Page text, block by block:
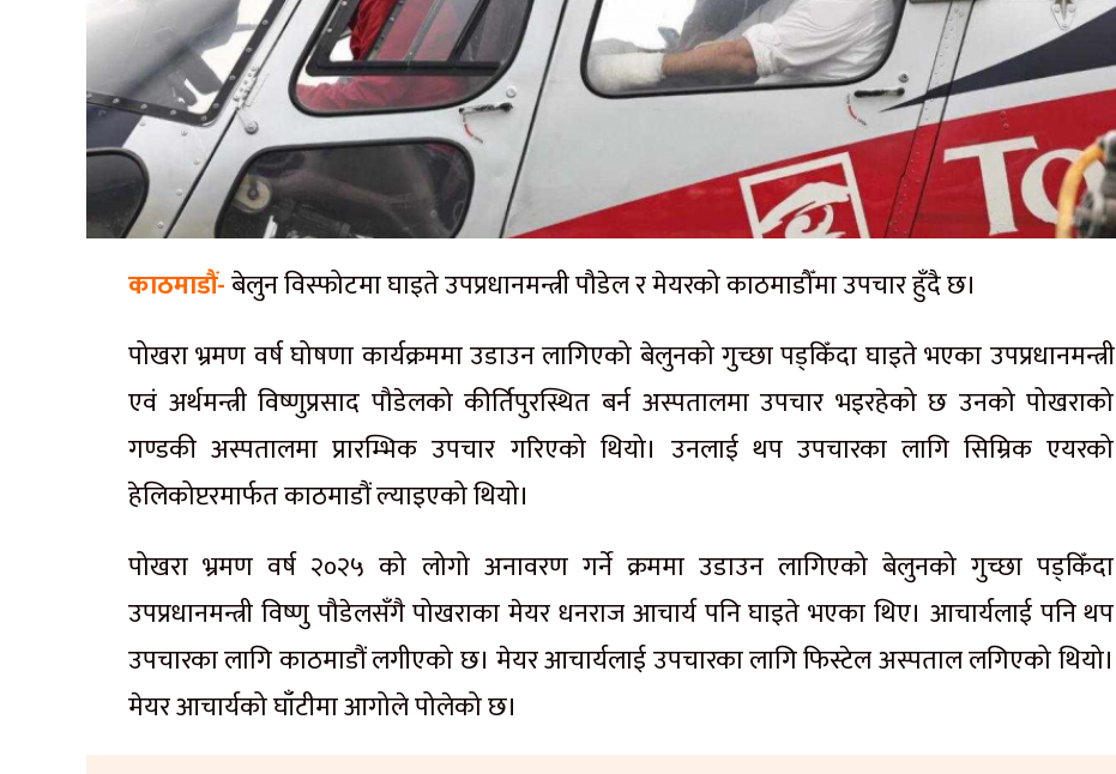
काठमाडौं-बेलुन विस्फोटमा घाइते उपप्रधानमन्त्री पौडेल र मेयरको काठमाडौँमा उपचार हुँदै छ।
पोखरा भ्रमण वर्ष घोषणा कार्यक्रममा उडाउन लागिएको बेलुनको गुच्छा पड्किँदा घाइते भएका उपप्रधानमन्त्री
एवं अर्थमन्त्री विष्णुप्रसाद पौडेलको कीर्तिपुरस्थित बर्न अस्पतालमा उपचार भइरहेको छ उनको पोखराको
गण्डकी अस्पतालमा प्रारम्भिक उपचार गरिएको थियो। उनलाई थप उपचारका लागि सिम्रिक एयरको
हेलिकोप्टरमार्फत काठमाडौं ल्याइएको थियो।
पोखरा भ्रमण वर्ष २०२५ को लोगो अनावरण गर्ने क्रममा उडाउन लागिएको बेलुनको गुच्छा पड्किँदा
उपप्रधानमन्त्री विष्णु पौडेलसँगै पोखराका मेयर धनराज आचार्य पनि घाइते भएका थिए। आचार्यलाई पनि थप
उपचारका लागि काठमाडौं लगीएको छ। मेयर आचार्यलाई उपचारका लागि फिस्टेल अस्पताल लगिएको थियो।
मेयर आचार्यको घाँटीमा आगोले पोलेको छ।